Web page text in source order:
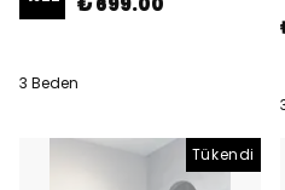
3 Beden
Tükendi